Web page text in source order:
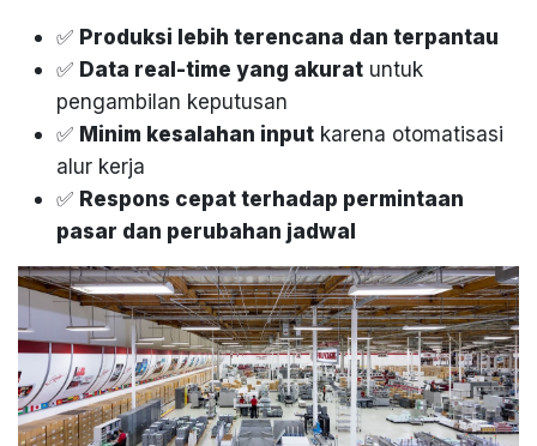
✅ Produksi lebih terencana dan terpantau
✅ Data real-time yang akurat untuk
pengambilan keputusan
✅ Minim kesalahan input karena otomatisasi
alur kerja
✅ Respons cepat terhadap permintaan
pasar dan perubahan jadwal